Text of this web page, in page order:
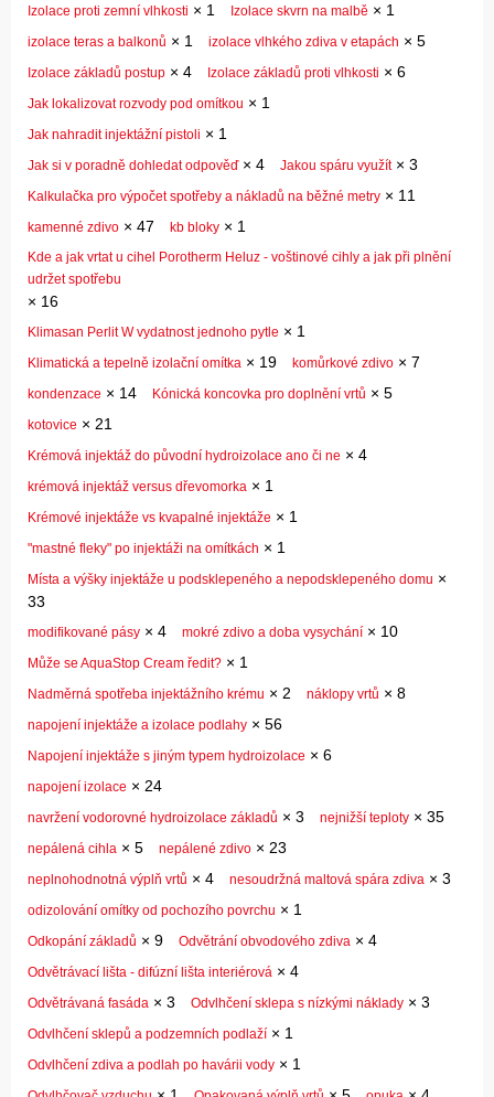
Izolace proti zemní vlhkosti × 1 Izolace skvrn na malbě × 1
izolace teras a balkonů × 1 izolace vlhkého zdiva v etapách × 5
Izolace základů postup × 4 Izolace základů proti vlhkosti × 6
Jak lokalizovat rozvody pod omítkou × 1
Jak nahradit injektážní pistoli × 1
Jak si v poradně dohledat odpověď× 4 Jakou spáru využít× 3
Kalkulačka pro výpočet spotřeby a nákladů na běžné metry × 11
kamenné zdivo × 47 kb bloky × 1
Kde a jak vrtat u cihel Porotherm Heluz - voštinové cihly a jak při plnění
udržet spotřebu
× 16
Klimasan Perlit W vydatnost jednoho pytle × 1
Klimatická a tepelně izolační omítka × 19 komůrkové zdivo × 7
kondenzace × 14 Kónická koncovka pro doplnění vrtů × 5
kotovice × 21
Krémová injektáž do původní hydroizolace ano či ne × 4
krémová injektáž versus dřevomorka × 1
Krémové injektáže vs kvapalné injektáže × 1
"mastné fleky" po injektáži na omítkách × 1
Místa a výšky injektáže u podsklepeného a nepodsklepeného domu ×
33
modifikované pásy × 4 mokré zdivo a doba vysychání × 10
Může se AquaStop Cream ředit? × 1
Nadměrná spotřeba injektážního krému × 2 náklopy vrtů × 8
napojení injektáže a izolace podlahy × 56
Napojení injektáže s jiným typem hydroizolace × 6
napojení izolace × 24
navržení vodorovné hydroizolace základů × 3 nejnižší teploty × 35
nepálená cihla × 5 nepálené zdivo × 23
neplnohodnotná výplň vrtů × 4 nesoudržná maltová spára zdiva × 3
odizolování omítky od pochozího povrchu × 1
Odkopání základů × 9 Odvětrání obvodového zdiva × 4
Odvětrávací lišta - difúzní lišta interiérová × 4
Odvětrávaná fasáda × 3 Odvlhčení sklepa s nízkými náklady × 3
Odvlhčení sklepů a podzemních podlaží × 1
Odvlhčení zdiva a podlah po havárii vody × 1